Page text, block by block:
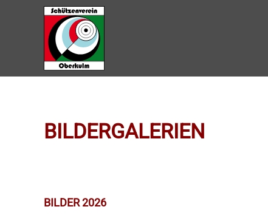
Zum Hauptinhalt springen
BILDERGALERIEN
BILDER 2026